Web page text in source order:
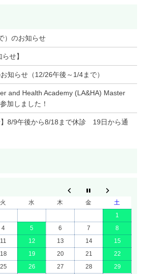
）のお知らせ
せ】
知らせ（12/26午後～1/4まで）
and Health Academy (LA&HA) Master
加しました！
】8/9午後から8/18まで休診 19日から通
火 水 木 金
土
1
4 5 6 7
8
11 12 13 14
15
18 19 20 21
22
25 26 27 28 29